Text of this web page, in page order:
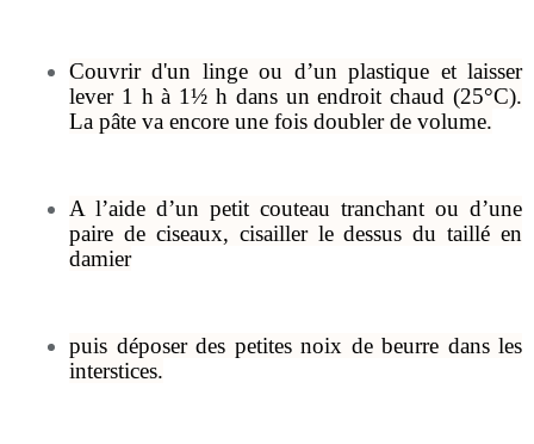
Couvrir d'un linge ou d’un plastique et laisser
lever 1 h à 1½ h dans un endroit chaud (25°C).
La pâte va encore une fois doubler de volume.
A l’aide d’un petit couteau tranchant ou d’une
paire de ciseaux, cisailler le dessus du taillé en
damier
puis déposer des petites noix de beurre dans les
interstices.